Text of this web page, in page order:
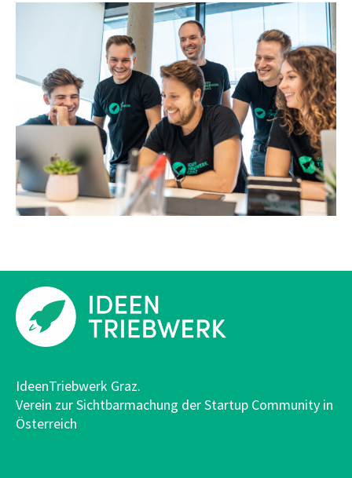
IdeenTriebwerk Graz.
Verein zur Sichtbarmachung der Startup Community in
Österreich